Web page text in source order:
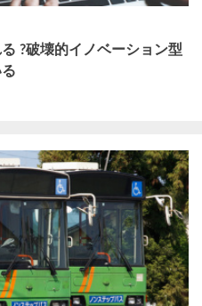
?破壊的イノベーション型